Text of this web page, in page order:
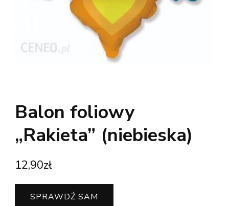
Balon foliowy
„Rakieta” (niebieska)
12,90zł
SPRAWDŹ SAM